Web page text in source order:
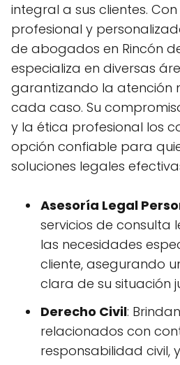
integral a sus clientes.
profesional y
de abogados en Rincón
especializa en diversas
garantizando la atención
cada caso. Su
y la ética profesional los
opción confiable para
soluciones legales
Asesoría Legal
servicios de
las necesidades
cliente, asegurando
clara de su situación
Derecho Civil:
relacionados con
responsabilidad civil,